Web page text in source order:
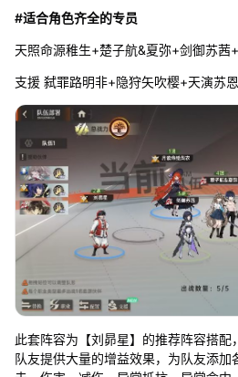
#适合角色齐全的专员
天照命源稚生+楚子航&夏弥+剑御苏茜
支援 弑罪路明非+隐狩矢吹樱+天演苏
此套阵容为【刘昴星】的推荐阵容搭配
队友提供大量的增益效果，为队友添加